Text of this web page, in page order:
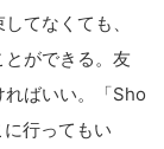
てなくても、
ができる。友
ればいい。「Sho
行ってもい